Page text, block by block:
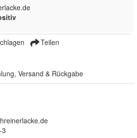
Teilen
Versand & Rückgabe
3